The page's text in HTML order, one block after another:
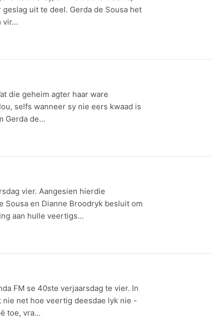
uit te deel. Gerda de Sousa het
vir…
die geheim agter haar ware
selfs wanneer sy nie eers kwaad is
Gerda de…
vier. Aangesien hierdie
Sousa en Dianne Broodryk besluit om
aan hulle veertigs…
FM se 40ste verjaarsdag te vier. In
net hoe veertig deesdae lyk nie -
toe, vra…